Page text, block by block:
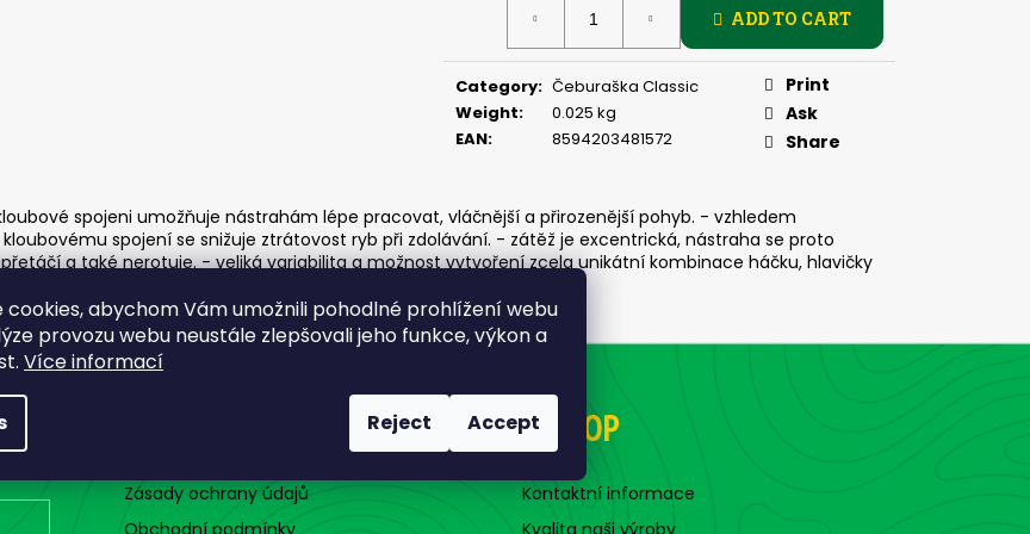
cookies, abychom Vám umožnili pohodlné prohlížení webu
provozu webu neustále zlepšovali jeho funkce, výkon a
Více informací
Reject Accept
ADD TO CART
Category: Čeburaška Classic
Weight:
0.025 kg
EAN: 8594203481572
Print
Ask
Share
spojeni umožňuje nástrahám lépe pracovat, vláčnější a přirozenější pohyb. - vzhledem
kloubovému spojení se snižuje ztrátovost ryb při zdolávání. - zátěž je excentrická, nástraha se proto
a také nerotuje. - veliká variabilita a možnost vytvoření zcela unikátní kombinace háčku, hlavičky
ČIHÁTKO PŘED ŠPIČKU - KULIČKA 30 MM
NÁKUP A SOUKROMÍ
Zásady ochrany údajů
Obchodní podmínky
E-SHOP
Kontaktní informace
Kvalita naši výroby